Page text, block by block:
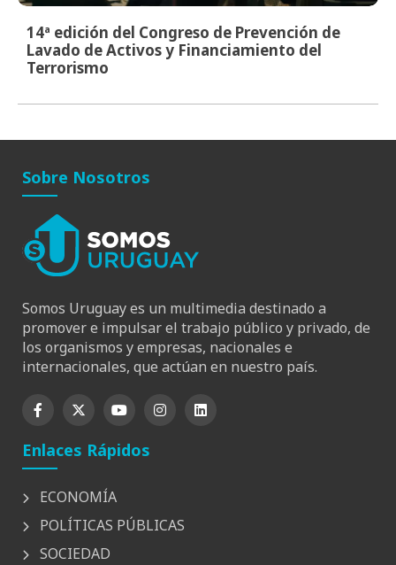
14ª edición del Congreso de Prevención de
Lavado de Activos y Financiamiento del
Terrorismo
Sobre Nosotros
Somos Uruguay es un multimedia destinado a
promover e impulsar el trabajo público y privado, de
los organismos y empresas, nacionales e
internacionales, que actúan en nuestro país.
Enlaces Rápidos
ECONOMÍA
POLÍTICAS PÚBLICAS
SOCIEDAD